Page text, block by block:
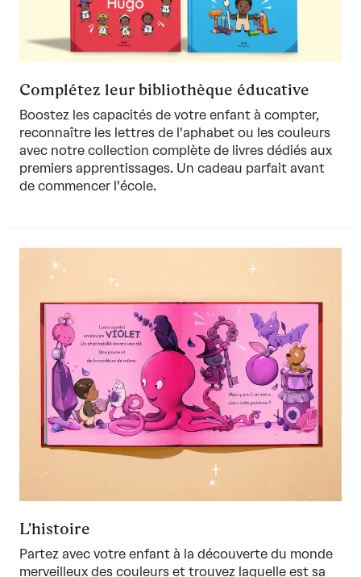
Complétez leur bibliothèque éducative
Boostez les capacités de votre enfant à compter,
reconnaître les lettres de l'aphabet ou les couleurs
avec notre collection complète de livres dédiés aux
premiers apprentissages. Un cadeau parfait avant
de commencer l'école.
L'histoire
Partez avec votre enfant à la découverte du monde
merveilleux des couleurs et trouvez laquelle est sa